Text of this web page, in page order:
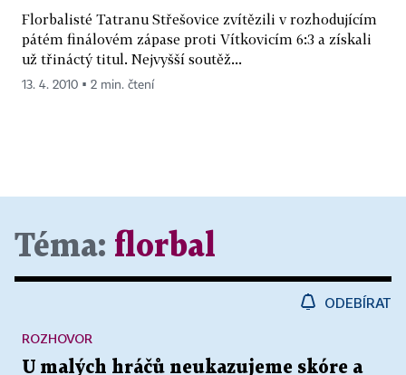
Florbalisté Tatranu Střešovice zvítězili v rozhodujícím
pátém finálovém zápase proti Vítkovicím 6:3 a získali
už třináctý titul. Nejvyšší soutěž...
13. 4. 2010 ▪ 2 min. čtení
Téma: florbal
ODEBÍRAT
U malých hráčů neukazujeme skóre a
ROZHOVOR